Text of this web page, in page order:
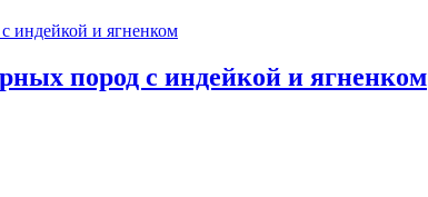
пород с индейкой и ягненком